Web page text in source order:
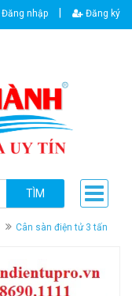
Đăng nhập Đăng ký
TÌM
Cân sàn điện tử 3 tấn